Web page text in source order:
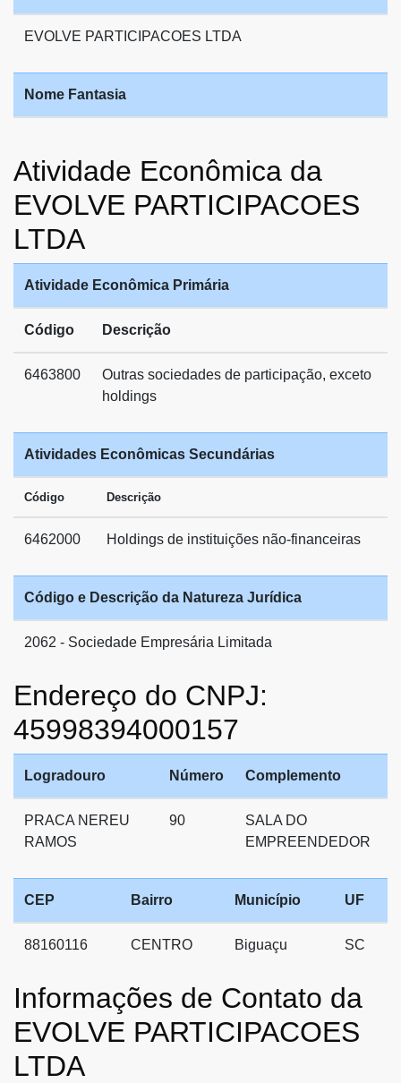
EVOLVE PARTICIPACOES LTDA
Nome Fantasia
Atividade Econômica da
EVOLVE PARTICIPACOES
LTDA
Atividade Econômica Primária
Código Descrição
6463800
Outras sociedades de participação, exceto
holdings
Atividades Econômicas Secundárias
Código Descrição
6462000 Holdings de instituições não-financeiras
Código e Descrição da Natureza Jurídica
2062 - Sociedade Empresária Limitada
Endereço do CNPJ:
45998394000157
Logradouro Número Complemento
PRACA NEREU
RAMOS
90
SALA DO
EMPREENDEDOR
CEP Bairro Município UF
88160116 CENTRO Biguaçu SC
Informações de Contato da
EVOLVE PARTICIPACOES
LTDA